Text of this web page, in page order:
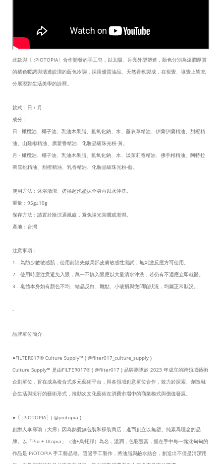
此款與〔 ;PiOTOPIA〕合作開發的手工皂，以太陽、月亮外型塑造，顏色分別為溫潤厚實
的橘色暖調與清透皎潔的藍色冷調，採用優質油品、天然香氛製成，在視覺、嗅覺上皆充
分展現對生活美學的詮釋。
款式：日 / 月
成分：
日 - 橄欖油、椰子油、乳油木果脂、氫氧化鈉、水、薰衣草精油、伊蘭伊蘭精油、甜橙精
油、山雞椒精油、廣藿香精油、化妝品級珠光粉-黃。
月 - 橄欖油、椰子油、乳油木果脂、氫氧化鈉、水、淡茉莉香精油、佛手柑精油、阿特拉
斯雪松精油、甜橙精油、乳香精油、化妝品級珠光粉-藍。
使用方法：沐浴清潔、搓揉起泡塗抹全身再以水沖洗。
重量：95g±10g
保存方法：請置於陰涼通風處，避免陽光直曬或潮濕。
產地：台灣
注意事項：
1．為防少數敏感肌，使用前請先做局部皮膚敏感性測試，無刺激反應方可使用。
2．使用時應注意避免入眼，萬一不慎入眼應以大量清水沖洗，若仍有不適應立即就醫。
3．皂體本身如有顏色不均、結晶反白、雜點、小破損與微凹陷狀況，均屬正常狀況。
-
品牌單位簡介
●FILTER017® Culture Supply™ ( @filter017_culture_supply )
Culture Supply™ 是由FILTER017® ( @filter017 ) 品牌團隊於 2023 年成立的跨領域藝術
企劃單位，旨在成為複合式多元藝術平台，與各領域創意單位合作，致力於探索、創造融
合生活與流行的藝術形式，推動次文化藝術在消費市場中的商業模式與價值發展。
●〔 ;PiOTOPIA〕( @piotopia )
創辦人李霈瑜（大霈）因為熱愛無包裝和裸裝商店，進而創立以無塑、純素爲理念的品
牌。以「Pio + Utopia」（油+烏托邦）為名，溫潤，色彩豐富，握在手中每一塊沈甸甸的
作品是 PiOTOPIA 手工藝品皂。透過手工製作，將油脂與鹼水結合，創造出不僅是清潔用